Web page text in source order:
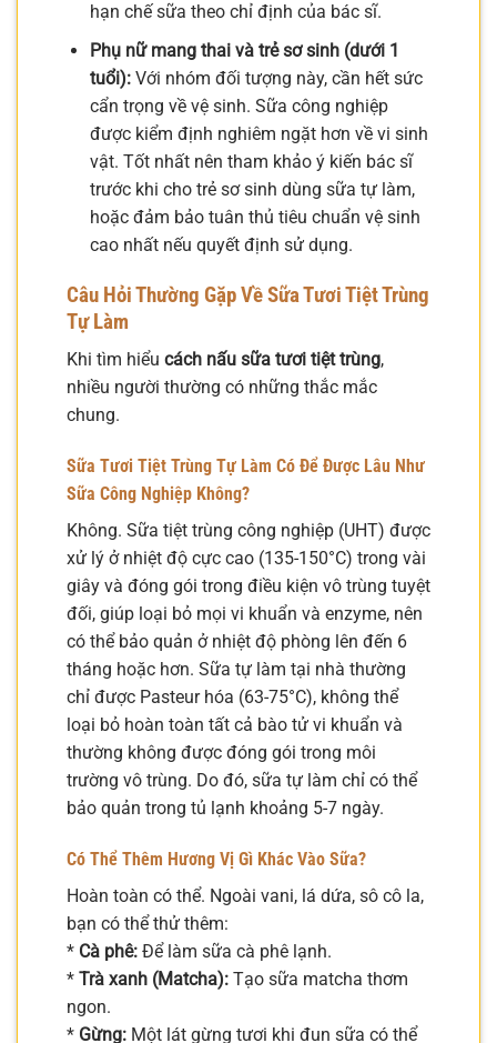
hạn chế sữa theo chỉ định của bác sĩ.
Phụ nữ mang thai và trẻ sơ sinh (dưới 1
tuổi):Với nhóm đối tượng này, cần hết sức
cẩn trọng về vệ sinh. Sữa công nghiệp
được kiểm định nghiêm ngặt hơn về vi sinh
vật. Tốt nhất nên tham khảo ý kiến bác sĩ
trước khi cho trẻ sơ sinh dùng sữa tự làm,
hoặc đảm bảo tuân thủ tiêu chuẩn vệ sinh
cao nhất nếu quyết định sử dụng.
Câu Hỏi Thường Gặp Về Sữa Tươi Tiệt Trùng
Tự Làm
Khi tìm hiểu cách nấu sữa tươi tiệt trùng,
nhiều người thường có những thắc mắc
chung.
Sữa Tươi Tiệt Trùng Tự Làm Có Để Được Lâu Như
Sữa Công Nghiệp Không?
Không. Sữa tiệt trùng công nghiệp (UHT) được
xử lý ở nhiệt độ cực cao (135-150°C) trong vài
giây và đóng gói trong điều kiện vô trùng tuyệt
đối, giúp loại bỏ mọi vi khuẩn và enzyme, nên
có thể bảo quản ở nhiệt độ phòng lên đến 6
tháng hoặc hơn. Sữa tự làm tại nhà thường
chỉ được Pasteur hóa (63-75°C), không thể
loại bỏ hoàn toàn tất cả bào tử vi khuẩn và
thường không được đóng gói trong môi
trường vô trùng. Do đó, sữa tự làm chỉ có thể
bảo quản trong tủ lạnh khoảng 5-7 ngày.
Có Thể Thêm Hương Vị Gì Khác Vào Sữa?
Hoàn toàn có thể. Ngoài vani, lá dứa, sô cô la,
bạn có thể thử thêm:
* Cà phê: Để làm sữa cà phê lạnh.
* Trà xanh (Matcha): Tạo sữa matcha thơm
ngon.
* Gừng: Một lát gừng tươi khi đun sữa có thể